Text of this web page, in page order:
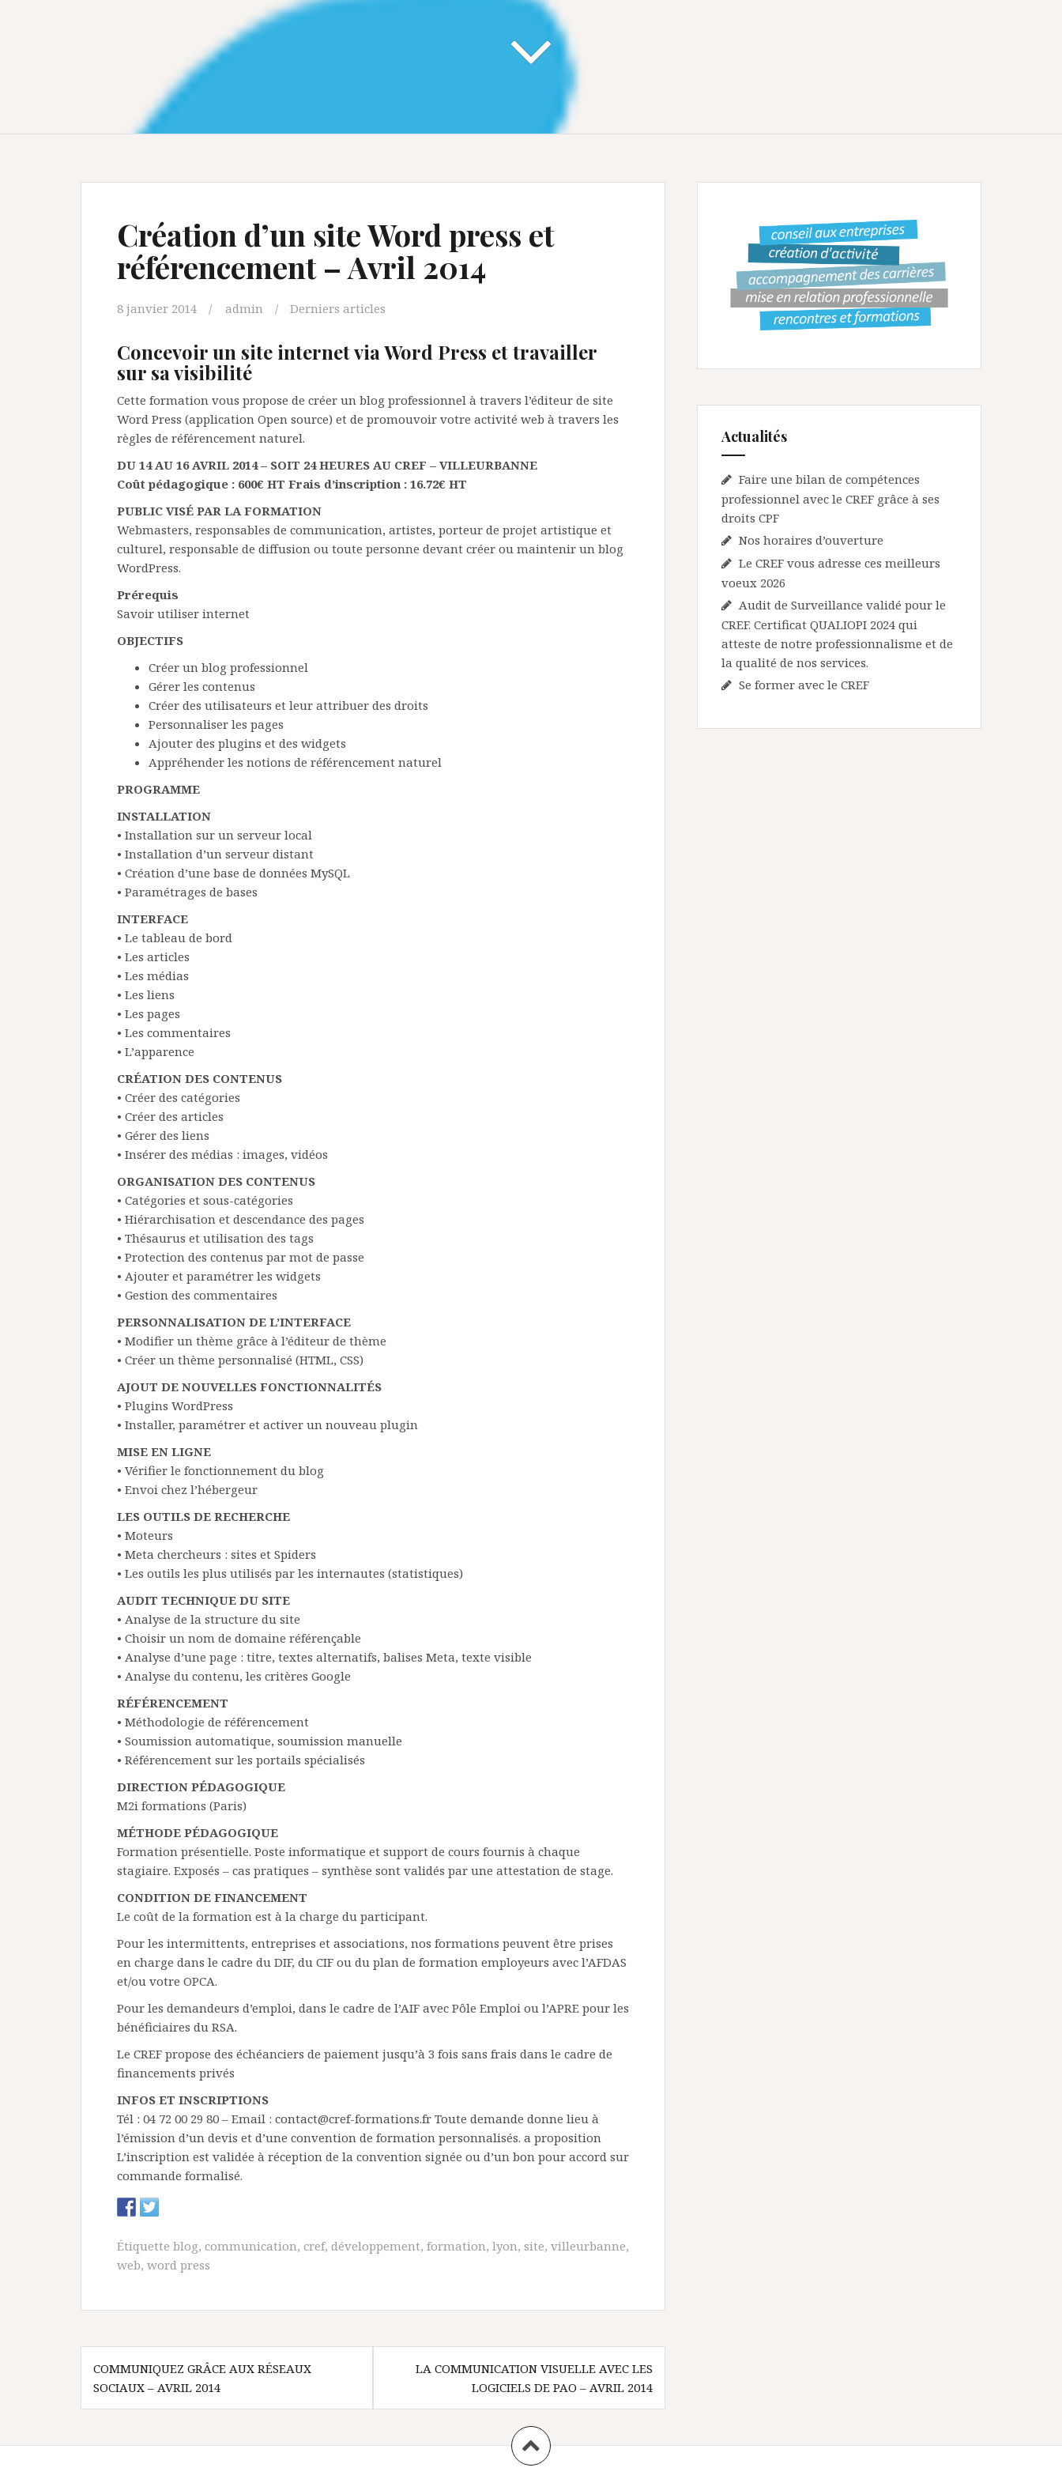
Création d’un site Word press et
référencement – Avril 2014
8 janvier 2014 admin Derniers articles
Concevoir un site internet via Word Press et travailler
sur sa visibilité
Cette formation vous propose de créer un blog professionnel à travers l’éditeur de site
Word Press (application Open source) et de promouvoir votre activité web à travers les
règles de référencement naturel.
DU 14 AU 16 AVRIL 2014 – SOIT 24 HEURES AU CREF – VILLEURBANNE
Coût pédagogique : 600€ HT Frais d’inscription : 16.72€ HT
PUBLIC VISÉ PAR LA FORMATION
Webmasters, responsables de communication, artistes, porteur de projet artistique et
culturel, responsable de diffusion ou toute personne devant créer ou maintenir un blog
WordPress.
Prérequis
Savoir utiliser internet
OBJECTIFS
Créer un blog professionnel
Gérer les contenus
Créer des utilisateurs et leur attribuer des droits
Personnaliser les pages
Ajouter des plugins et des widgets
Appréhender les notions de référencement naturel
PROGRAMME
INSTALLATION
• Installation sur un serveur local
• Installation d’un serveur distant
• Création d’une base de données MySQL
• Paramétrages de bases
INTERFACE
• Le tableau de bord
• Les articles
• Les médias
• Les liens
• Les pages
• Les commentaires
• L’apparence
CRÉATION DES CONTENUS
• Créer des catégories
• Créer des articles
• Gérer des liens
• Insérer des médias : images, vidéos
ORGANISATION DES CONTENUS
• Catégories et sous-catégories
• Hiérarchisation et descendance des pages
• Thésaurus et utilisation des tags
• Protection des contenus par mot de passe
• Ajouter et paramétrer les widgets
• Gestion des commentaires
PERSONNALISATION DE L’INTERFACE
• Modifier un thème grâce à l’éditeur de thème
• Créer un thème personnalisé (HTML, CSS)
AJOUT DE NOUVELLES FONCTIONNALITÉS
• Plugins WordPress
• Installer, paramétrer et activer un nouveau plugin
MISE EN LIGNE
• Vérifier le fonctionnement du blog
• Envoi chez l’hébergeur
LES OUTILS DE RECHERCHE
• Moteurs
• Meta chercheurs : sites et Spiders
• Les outils les plus utilisés par les internautes (statistiques)
AUDIT TECHNIQUE DU SITE
• Analyse de la structure du site
• Choisir un nom de domaine référençable
• Analyse d’une page : titre, textes alternatifs, balises Meta, texte visible
• Analyse du contenu, les critères Google
RÉFÉRENCEMENT
• Méthodologie de référencement
• Soumission automatique, soumission manuelle
• Référencement sur les portails spécialisés
DIRECTION PÉDAGOGIQUE
M2i formations (Paris)
MÉTHODE PÉDAGOGIQUE
Formation présentielle. Poste informatique et support de cours fournis à chaque
stagiaire. Exposés – cas pratiques – synthèse sont validés par une attestation de stage.
CONDITION DE FINANCEMENT
Le coût de la formation est à la charge du participant.
Pour les intermittents, entreprises et associations, nos formations peuvent être prises
en charge dans le cadre du DIF, du CIF ou du plan de formation employeurs avec l’AFDAS
et/ou votre OPCA.
Pour les demandeurs d’emploi, dans le cadre de l’AIF avec Pôle Emploi ou l’APRE pour les
bénéficiaires du RSA.
Le CREF propose des échéanciers de paiement jusqu’à 3 fois sans frais dans le cadre de
financements privés
INFOS ET INSCRIPTIONS
Tél : 04 72 00 29 80 – Email : contact@cref-formations.fr Toute demande donne lieu à
l’émission d’un devis et d’une convention de formation personnalisés. a proposition
L’inscription est validée à réception de la convention signée ou d’un bon pour accord sur
commande formalisé.
Étiquette blog, communication, cref, développement, formation, lyon, site, villeurbanne,
web, word press
N
a
i
COMMUNIQUEZ GRÂCE AUX RÉSEAUX
SOCIAUX – AVRIL 2014
LA COMMUNICATION VISUELLE AVEC LES
LOGICIELS DE PAO – AVRIL 2014
Actualités
Faire une bilan de compétences
professionnel avec le CREF grâce à ses
droits CPF
Nos horaires d’ouverture
Le CREF vous adresse ces meilleurs
voeux 2026
Audit de Surveillance validé pour le
CREF. Certificat QUALIOPI 2024 qui
atteste de notre professionnalisme et de
la qualité de nos services.
Se former avec le CREF